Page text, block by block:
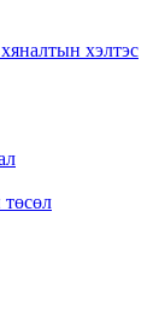
хэлтэс